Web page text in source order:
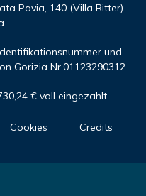
Pavia, 140 (Villa Ritter) –
und
Gorizia Nr.01123290312
€ voll eingezahlt
Cookies Credits